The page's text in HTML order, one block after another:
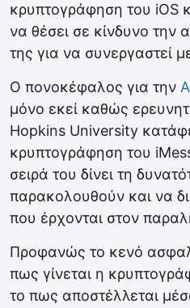
κρυπτογράφηση του iOS
να θέσει σε κίνδυνο
της για να συνεργαστεί
Ο πονοκέφαλος για την
μόνο εκεί καθώς
Hopkins University
κρυπτογράφηση του
σειρά του δίνει τη
παρακολουθούν και να
που έρχονται στον
Προφανώς το κενό
πως γίνεται η
το πως αποστέλλεται